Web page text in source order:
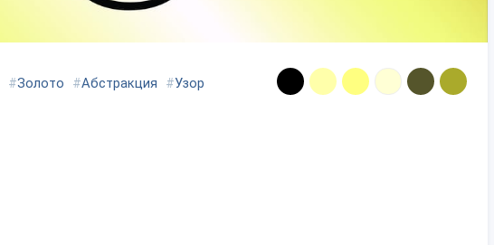
#Золото #Абстракция #Узор